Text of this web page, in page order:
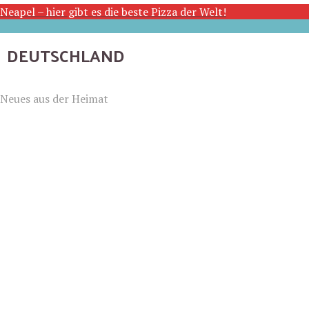
Neapel – hier gibt es die beste Pizza der Welt!
DEUTSCHLAND
Neues aus der Heimat